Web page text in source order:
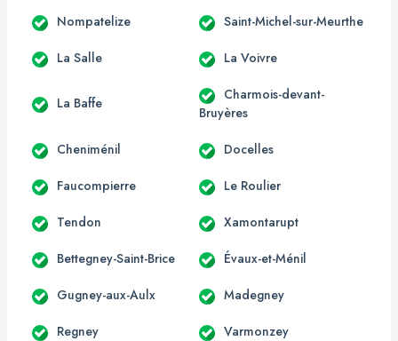
Nompatelize Saint-Michel-sur-Meurthe
La Salle La Voivre
La Baffe
Charmois-devant-
Bruyères
Cheniménil Docelles
Faucompierre Le Roulier
Tendon Xamontarupt
Bettegney-Saint-Brice Évaux-et-Ménil
Gugney-aux-Aulx Madegney
Regney Varmonzey